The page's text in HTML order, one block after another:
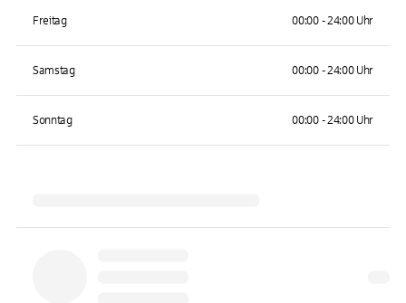
Freitag 00:00 - 24:00 Uhr
Samstag 00:00 - 24:00 Uhr
Sonntag 00:00 - 24:00 Uhr